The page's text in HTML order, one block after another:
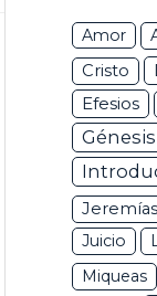
Amor
Cristo
Efesios
Génesis
Jeremías
Juicio
Miqueas